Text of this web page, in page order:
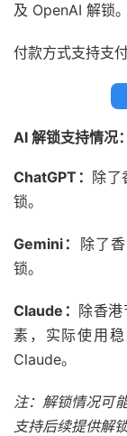
及 OpenAI 解锁。
付款方式支持支
AI 解锁支持情
ChatGPT： 除了
锁。
Gemini： 除了
锁。
Claude： 除香
素，实际使用
Claude。
注：解锁情况可
支持后续提供解